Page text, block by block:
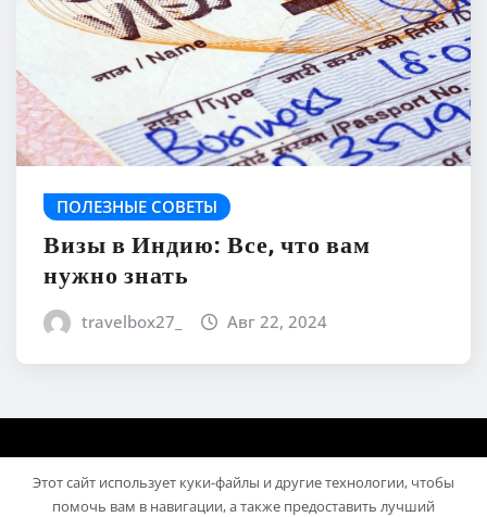
ПОЛЕЗНЫЕ СОВЕТЫ
Визы в Индию: Все, что вам
нужно знать
travelbox27_ Авг 22, 2024
Этот сайт использует куки-файлы и другие технологии, чтобы
помочь вам в навигации, а также предоставить лучший